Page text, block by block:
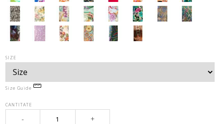
SIZE
Size Guide
CANTITATE
- +